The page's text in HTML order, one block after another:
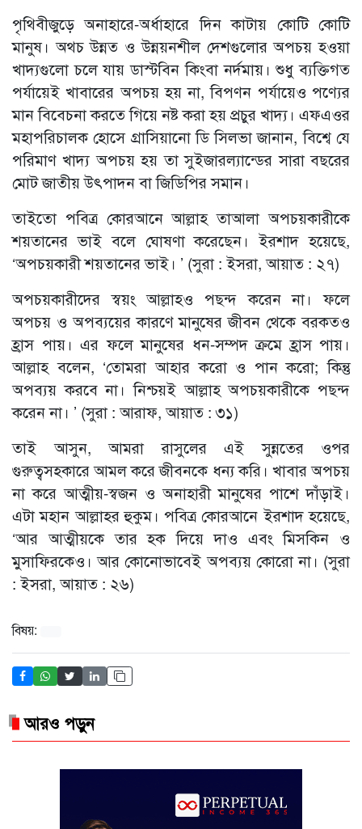
পৃথিবীজুড়ে অনাহারে-অর্ধাহারে দিন কাটায় কোটি কোটি
মানুষ। অথচ উন্নত ও উন্নয়নশীল দেশগুলোর অপচয় হওয়া
খাদ্যগুলো চলে যায় ডাস্টবিন কিংবা নর্দমায়। শুধু ব্যক্তিগত
পর্যায়েই খাবারের অপচয় হয় না, বিপণন পর্যায়েও পণ্যের
মান বিবেচনা করতে গিয়ে নষ্ট করা হয় প্রচুর খাদ্য। এফএওর
মহাপরিচালক হোসে গ্রাসিয়ানো ডি সিলভা জানান, বিশ্বে যে
পরিমাণ খাদ্য অপচয় হয় তা সুইজারল্যান্ডের সারা বছরের
মোট জাতীয় উৎপাদন বা জিডিপির সমান।
তাইতো পবিত্র কোরআনে আল্লাহ তাআলা অপচয়কারীকে
শয়তানের ভাই বলে ঘোষণা করেছেন। ইরশাদ হয়েছে,
‘অপচয়কারী শয়তানের ভাই। ’ (সুরা : ইসরা, আয়াত : ২৭)
অপচয়কারীদের স্বয়ং আল্লাহও পছন্দ করেন না। ফলে
অপচয় ও অপব্যয়ের কারণে মানুষের জীবন থেকে বরকতও
হ্রাস পায়। এর ফলে মানুষের ধন-সম্পদ ক্রমে হ্রাস পায়।
আল্লাহ বলেন, ‘তোমরা আহার করো ও পান করো; কিন্তু
অপব্যয় করবে না। নিশ্চয়ই আল্লাহ অপচয়কারীকে পছন্দ
করেন না। ’ (সুরা : আরাফ, আয়াত : ৩১)
তাই আসুন, আমরা রাসুলের এই সুন্নতের ওপর
গুরুত্বসহকারে আমল করে জীবনকে ধন্য করি। খাবার অপচয়
না করে আত্মীয়-স্বজন ও অনাহারী মানুষের পাশে দাঁড়াই।
এটা মহান আল্লাহর হুকুম। পবিত্র কোরআনে ইরশাদ হয়েছে,
‘আর আত্মীয়কে তার হক দিয়ে দাও এবং মিসকিন ও
মুসাফিরকেও। আর কোনোভাবেই অপব্যয় কোরো না। (সুরা
: ইসরা, আয়াত : ২৬)
বিষয়:
আরও পড়ুন